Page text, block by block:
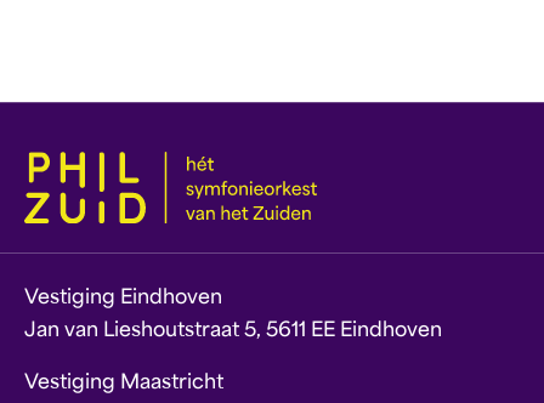
Vestiging Eindhoven
Jan van Lieshoutstraat 5, 5611 EE Eindhoven
Vestiging Maastricht